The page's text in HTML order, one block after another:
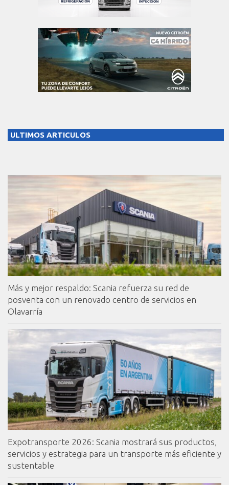
ULTIMOS ARTICULOS
Más y mejor respaldo: Scania refuerza su red de
posventa con un renovado centro de servicios en
Olavarría
Expotransporte 2026: Scania mostrará sus productos,
servicios y estrategia para un transporte más eficiente y
sustentable